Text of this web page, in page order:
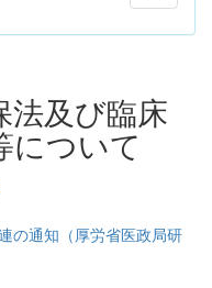
法及び臨床
について
の通知（厚労省医政局研